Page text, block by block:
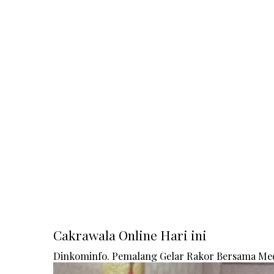
Cakrawala Online Hari ini
Dinkominfo. Pemalang Gelar Rakor Bersama